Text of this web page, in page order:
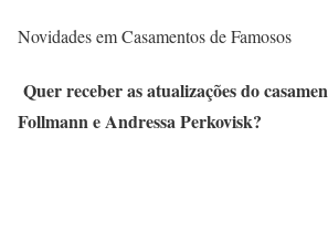
Novidades em Casamentos de Famosos
Quer receber as atualizações do
Follmann e Andressa Perkovisk?